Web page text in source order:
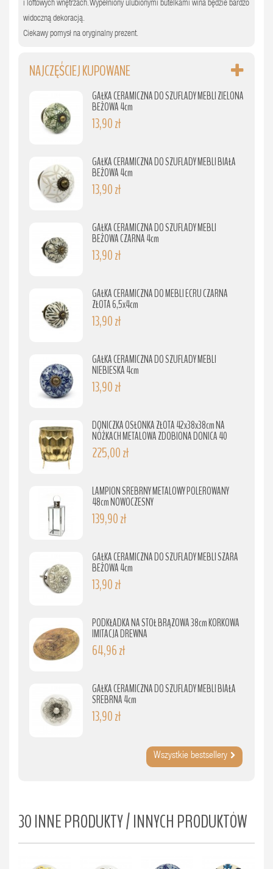
i loftowych wnętrzach. Wypełniony ulubionymi butelkami wina będzie bardzo
widoczną dekoracją.
Ciekawy pomysł na oryginalny prezent.
NAJCZĘŚCIEJ KUPOWANE
GAŁKA CERAMICZNA DO SZUFLADY MEBLI ZIELONA
BEŻOWA 4cm
13,90 zł
GAŁKA CERAMICZNA DO SZUFLADY MEBLI BIAŁA
BEŻOWA 4cm
13,90 zł
GAŁKA CERAMICZNA DO SZUFLADY MEBLI
BEŻOWA CZARNA 4cm
13,90 zł
GAŁKA CERAMICZNA DO MEBLI ECRU CZARNA
ZŁOTA 6,5x4cm
13,90 zł
GAŁKA CERAMICZNA DO SZUFLADY MEBLI
NIEBIESKA 4cm
13,90 zł
DONICZKA OSŁONKA ZŁOTA 42x38x38cm NA
NÓŻKACH METALOWA ZDOBIONA DONICA 40
225,00 zł
LAMPION SREBRNY METALOWY POLEROWANY
48cm NOWOCZESNY
139,90 zł
GAŁKA CERAMICZNA DO SZUFLADY MEBLI SZARA
BEŻOWA 4cm
13,90 zł
PODKŁADKA NA STÓŁ BRĄZOWA 38cm KORKOWA
IMITACJA DREWNA
64,96 zł
GAŁKA CERAMICZNA DO SZUFLADY MEBLI BIAŁA
SREBRNA 4cm
13,90 zł
Wszystkie bestsellery
30 INNE PRODUKTY / INNYCH PRODUKTÓW